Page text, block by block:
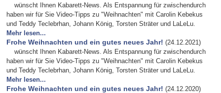
wünscht Ihnen Kabarett-News. Als Entspannung für zwischendurch
haben wir für Sie Video-Tipps zu "Weihnachten" mit Carolin Kebekus
und Teddy Teclebrhan, Johann König, Torsten Sträter und LaLeLu.
Mehr lesen...
Frohe Weihnachten und ein gutes neues Jahr! (24.12.2021)
wünscht Ihnen Kabarett-News. Als Entspannung für zwischendurch
haben wir für Sie Video-Tipps zu "Weihnachten" mit Carolin Kebekus
und Teddy Teclebrhan, Johann König, Torsten Sträter und LaLeLu.
Mehr lesen...
Frohe Weihnachten und ein gutes neues Jahr! (24.12.2020)